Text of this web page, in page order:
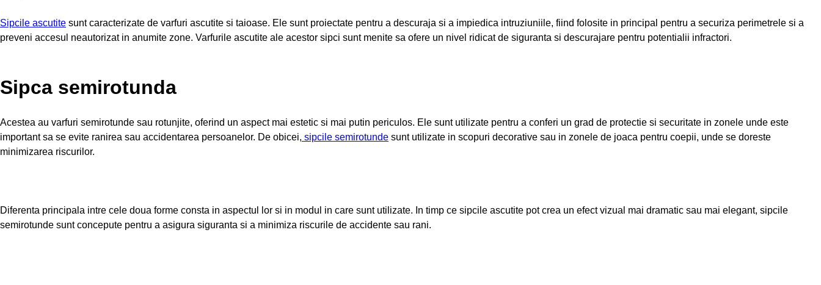
Sipcile ascutite sunt caracterizate de varfuri ascutite si taioase. Ele sunt proiectate pentru a descuraja si a impiedica intruziuniile, fiind folosite in principal pentru a securiza perimetrele si a
preveni accesul neautorizat in anumite zone. Varfurile ascutite ale acestor sipci sunt menite sa ofere un nivel ridicat de siguranta si descurajare pentru potentialii infractori.
Sipca semirotunda
Acestea au varfuri semirotunde sau rotunjite, oferind un aspect mai estetic si mai putin periculos. Ele sunt utilizate pentru a conferi un grad de protectie si securitate in zonele unde este
important sa se evite ranirea sau accidentarea persoanelor. De obicei, sipcile semirotunde sunt utilizate in scopuri decorative sau in zonele de joaca pentru coepii, unde se doreste
minimizarea riscurilor.
Diferenta principala intre cele doua forme consta in aspectul lor si in modul in care sunt utilizate. In timp ce sipcile ascutite pot crea un efect vizual mai dramatic sau mai elegant, sipcile
semirotunde sunt concepute pentru a asigura siguranta si a minimiza riscurile de accidente sau rani.